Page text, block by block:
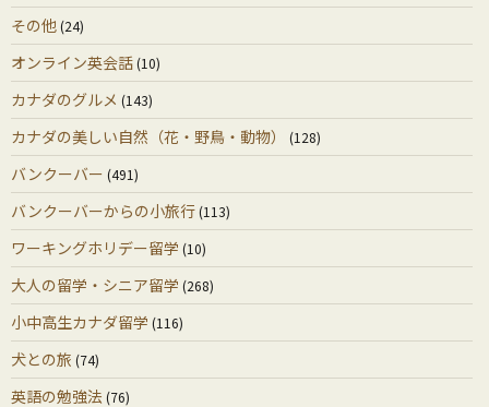
その他(24)
オンライン英会話(10)
カナダのグルメ (143)
カナダの美しい自然（花・野鳥・動物） (128)
バンクーバー (491)
バンクーバーからの小旅行(113)
ワーキングホリデー留学 (10)
大人の留学・シニア留学 (268)
小中高生カナダ留学 (116)
犬との旅 (74)
英語の勉強法 (76)